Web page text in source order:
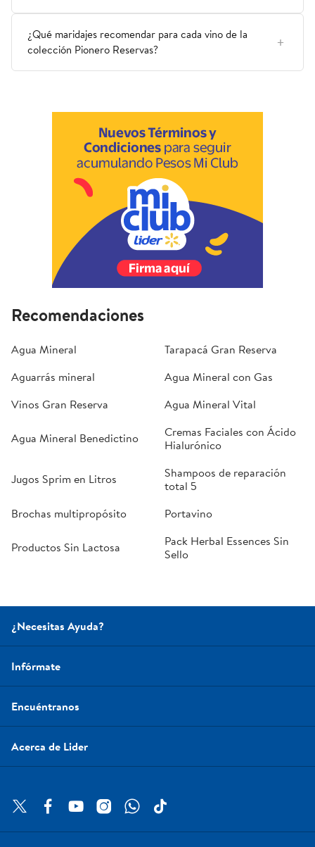
¿Qué maridajes recomendar para cada vino de la
colección Pionero Reservas?
Recomendaciones
Agua Mineral
Tarapacá Gran Reserva
Aguarrás mineral
Agua Mineral con Gas
Vinos Gran Reserva
Agua Mineral Vital
Agua Mineral Benedictino
Cremas Faciales con Ácido
Hialurónico
Jugos Sprim en Litros
Shampoos de reparación
total 5
Brochas multipropósito
Portavino
Productos Sin Lactosa
Pack Herbal Essences Sin
Sello
¿Necesitas Ayuda?
Infórmate
Encuéntranos
Acerca de Lider